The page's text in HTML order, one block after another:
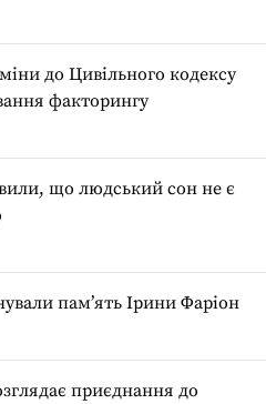
до Цивільного кодексу
факторингу
що людський сон не є
пам’ять Ірини Фаріон
приєднання до